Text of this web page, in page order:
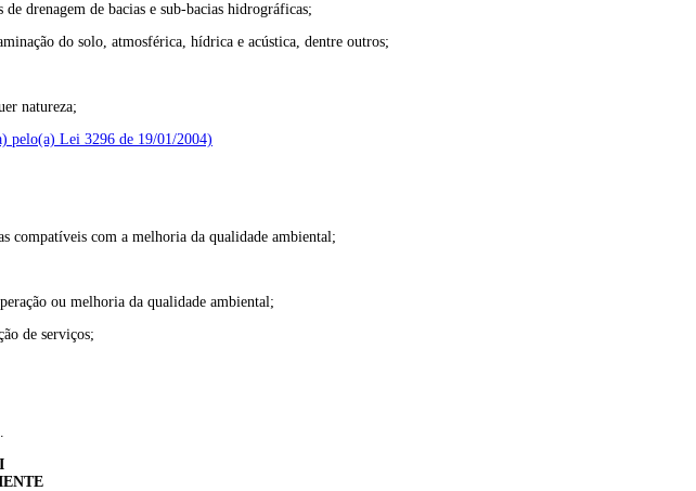
drenagem de bacias e sub-bacias hidrográficas;
do solo, atmosférica, hídrica e acústica, dentre outros;
natureza;
pelo(a) Lei 3296 de 19/01/2004)
compatíveis com a melhoria da qualidade ambiental;
ou melhoria da qualidade ambiental;
de serviços;